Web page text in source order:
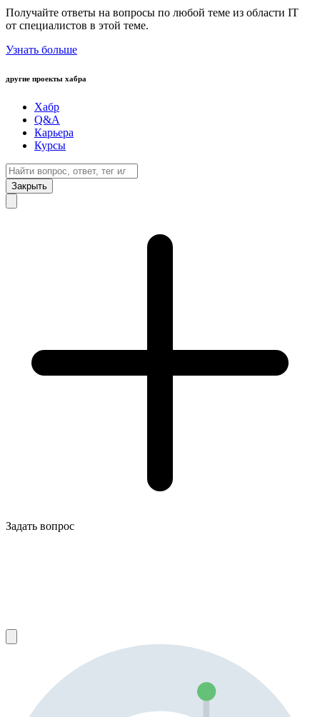
Получайте ответы на вопросы по любой теме из области IT
от специалистов в этой теме.
Узнать больше
другие проекты хабра
Хабр
Q&A
Карьера
Курсы
Закрыть
Задать вопрос